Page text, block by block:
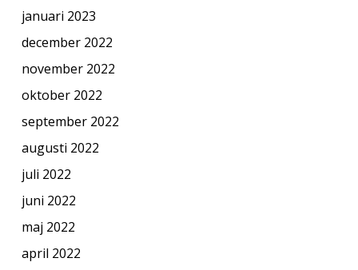
januari 2023
december 2022
november 2022
oktober 2022
september 2022
augusti 2022
juli 2022
juni 2022
maj 2022
april 2022